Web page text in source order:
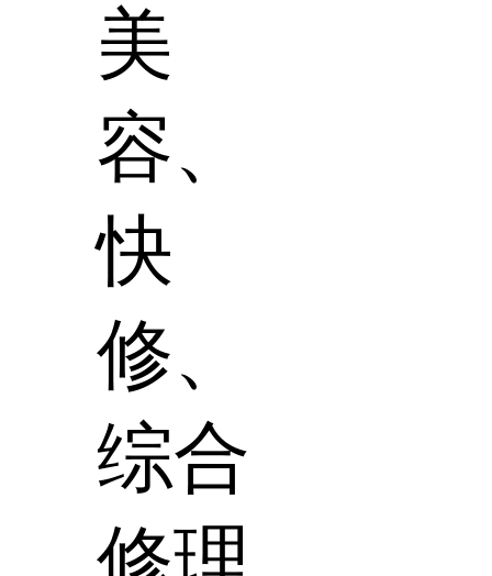
美
容、
快
修、
综合